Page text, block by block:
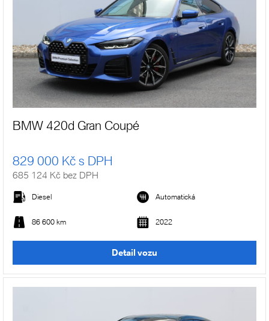
BMW 420d Gran Coupé
829 000 Kč s DPH
685 124 Kč bez DPH
Diesel Automatická
86 600 km 2022
Detail vozu